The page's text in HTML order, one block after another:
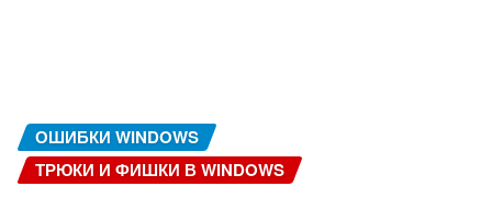
ОШИБКИ WINDOWS
ТРЮКИ И ФИШКИ В WINDOWS